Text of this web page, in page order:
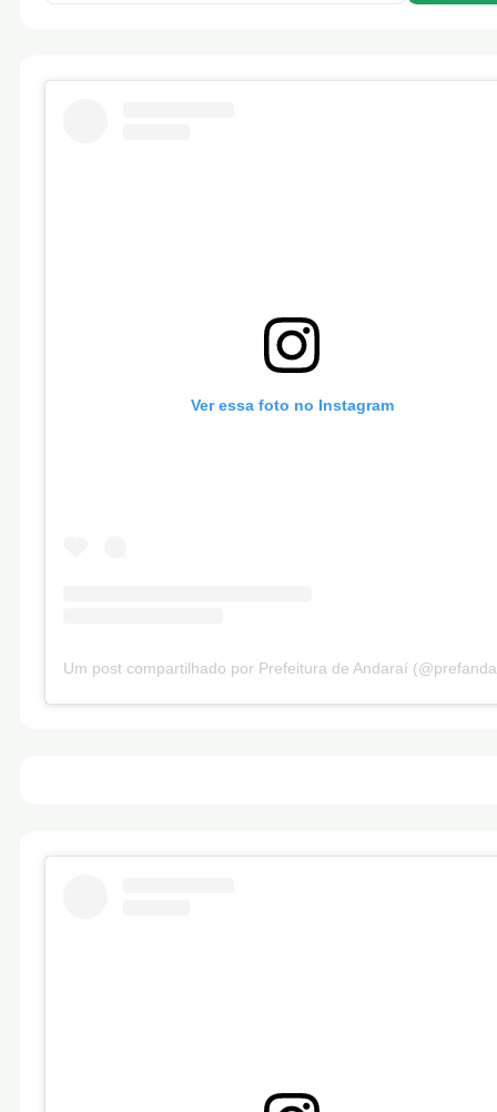
Ver essa foto no Instagram
Um post compartilhado por Prefeitura de Andaraí